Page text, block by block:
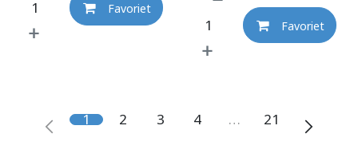
Favoriet
Favoriet
1 2 3 4 … 21